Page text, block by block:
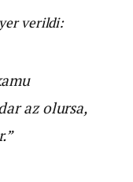
yer verildi:
az olursa,